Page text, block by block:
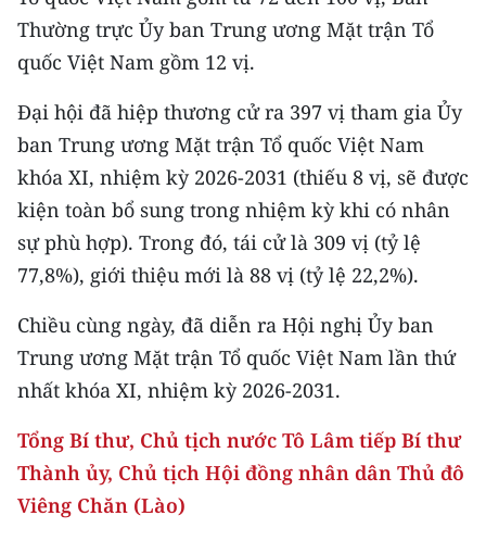
CÁC CHUYÊN TRANG
THỜI NAY
NHÂN DÂN CUỐI TUẦN
NHÂN DÂN HẰNG THÁNG
MUA BÁO
ĐỌC BÁO IN
中文
FRANÇAIS
Thường trực Ủy ban Trung ương Mặt trận Tổ
quốc Việt Nam gồm 12 vị.
Đại hội đã hiệp thương cử ra 397 vị tham gia Ủy
ban Trung ương Mặt trận Tổ quốc Việt Nam
khóa XI, nhiệm kỳ 2026-2031 (thiếu 8 vị, sẽ được
kiện toàn bổ sung trong nhiệm kỳ khi có nhân
sự phù hợp). Trong đó, tái cử là 309 vị (tỷ lệ
77,8%), giới thiệu mới là 88 vị (tỷ lệ 22,2%).
Chiều cùng ngày, đã diễn ra Hội nghị Ủy ban
Trung ương Mặt trận Tổ quốc Việt Nam lần thứ
nhất khóa XI, nhiệm kỳ 2026-2031.
Tổng Bí thư, Chủ tịch nước Tô Lâm tiếp Bí thư
Thành ủy, Chủ tịch Hội đồng nhân dân Thủ đô
Viêng Chăn (Lào)